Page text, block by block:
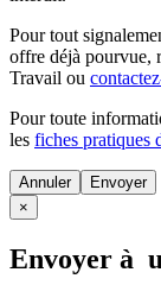
Pour tout
offre déjà pourvue,
Travail ou
Pour toute
les fiches pratiques
Annuler
×
Envoyer à